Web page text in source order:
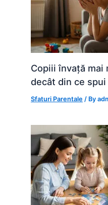
Copiii învață mai
decât din ce spui
Sfaturi Parentale / By